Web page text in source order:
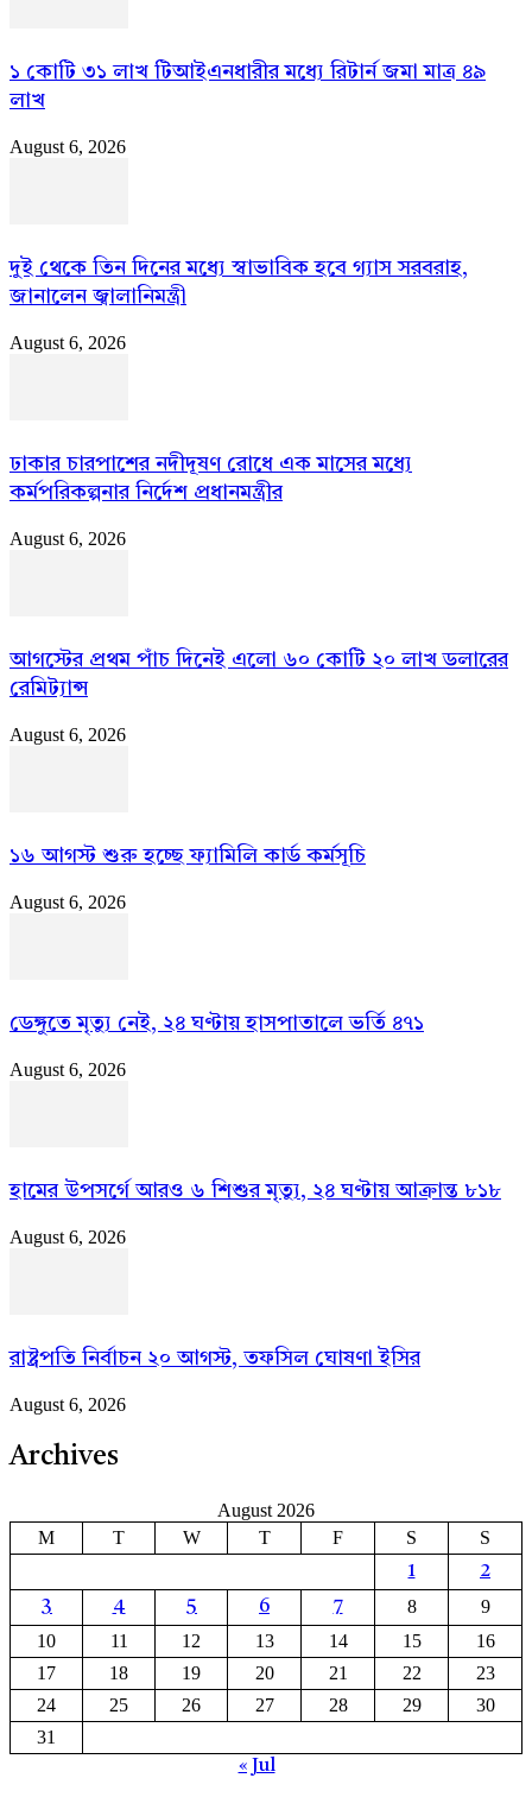
১ কোটি ৩১ লাখ টিআইএনধারীর মধ্যে রিটার্ন জমা মাত্র ৪৯
লাখ
August 6, 2026
দুই থেকে তিন দিনের মধ্যে স্বাভাবিক হবে গ্যাস সরবরাহ,
জানালেন জ্বালানিমন্ত্রী
August 6, 2026
ঢাকার চারপাশের নদীদূষণ রোধে এক মাসের মধ্যে
কর্মপরিকল্পনার নির্দেশ প্রধানমন্ত্রীর
August 6, 2026
আগস্টের প্রথম পাঁচ দিনেই এলো ৬০ কোটি ২০ লাখ ডলারের
রেমিট্যান্স
August 6, 2026
১৬ আগস্ট শুরু হচ্ছে ফ্যামিলি কার্ড কর্মসূচি
August 6, 2026
ডেঙ্গুতে মৃত্যু নেই, ২৪ ঘণ্টায় হাসপাতালে ভর্তি ৪৭১
August 6, 2026
হামের উপসর্গে আরও ৬ শিশুর মৃত্যু, ২৪ ঘণ্টায় আক্রান্ত ৮১৮
August 6, 2026
রাষ্ট্রপতি নির্বাচন ২০ আগস্ট, তফসিল ঘোষণা ইসির
August 6, 2026
Archives
August 2026
M
T W T F S S
1
2
3
4 5 6 7 8
9
10
11 12 13 14 15
16
17
18 19 20 21 22
23
24
25 26 27 28 29
30
31
« Jul